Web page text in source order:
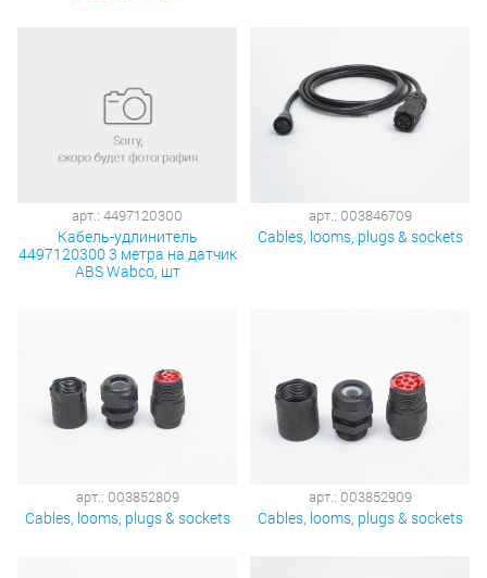
арт.: 4497120300
Кабель-удлинитель
4497120300 3 метра на датчик
АBS Wabco, шт
арт.: 003846709
Cables, looms, plugs & sockets
арт.: 003852809
Cables, looms, plugs & sockets
арт.: 003852909
Cables, looms, plugs & sockets